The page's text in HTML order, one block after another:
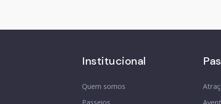
Institucional
Quem somos